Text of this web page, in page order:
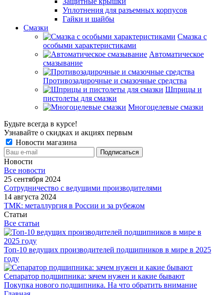
Уплотнения для разъемных корпусов
Гайки и шайбы
Смазки
Смазка с
особыми характеристиками
Автоматическое
смазывание
Противозадирочные и смазочные средства
Шприцы и
пистолеты для смазки
Многоцелевые смазки
Будьте всегда в курсе!
Узнавайте о скидках и акциях первым
Новости магазина
Новости
Все новости
25 сентября 2024
Сотрудничество с ведущими производителями
14 августа 2024
ТМК: металлургия в России и за рубежом
Статьи
Все статьи
Топ-10 ведущих производителей подшипников в мире в 2025
году
Сепаратор подшипника: зачем нужен и какие бывают
Покупка нового подшипника. На что обратить внимание